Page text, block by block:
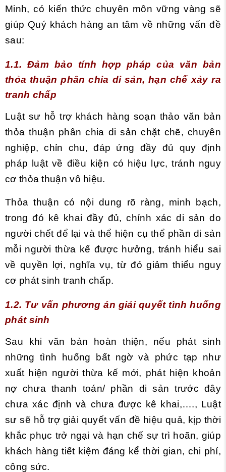
Minh, có kiến thức chuyên môn vững vàng sẽ
giúp Quý khách hàng an tâm về những vấn đề
sau:
1.1. Đảm bảo tính hợp pháp của văn bản
thỏa thuận phân chia di sản, hạn chế xảy ra
tranh chấp
Luật sư hỗ trợ khách hàng soạn thảo văn bản
thỏa thuận phân chia di sản chặt chẽ, chuyên
nghiệp, chỉn chu, đáp ứng đầy đủ quy định
pháp luật về điều kiện có hiệu lực, tránh nguy
cơ thỏa thuận vô hiệu.
Thỏa thuận có nội dung rõ ràng, minh bạch,
trong đó kê khai đầy đủ, chính xác di sản do
người chết để lại và thể hiện cụ thể phần di sản
mỗi người thừa kế được hưởng, tránh hiểu sai
về quyền lợi, nghĩa vụ, từ đó giảm thiểu nguy
cơ phát sinh tranh chấp.
1.2. Tư vấn phương án giải quyết tình huống
phát sinh
Sau khi văn bản hoàn thiện, nếu phát sinh
những tình huống bất ngờ và phức tạp như
xuất hiện người thừa kế mới, phát hiện khoản
nợ chưa thanh toán/ phần di sản trước đây
chưa xác định và chưa được kê khai,…., Luật
sư sẽ hỗ trợ giải quyết vấn đề hiệu quả, kịp thời
khắc phục trở ngại và hạn chế sự trì hoãn, giúp
khách hàng tiết kiệm đáng kể thời gian, chi phí,
công sức.